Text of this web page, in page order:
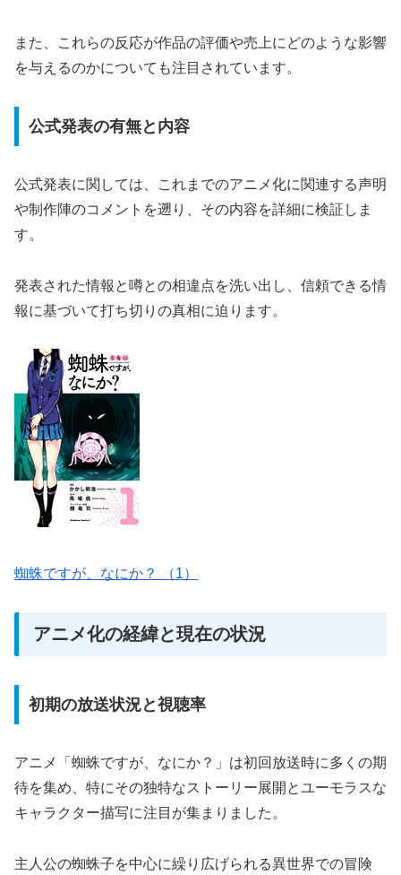
また、これらの反応が作品の評価や売上にどのような影響
を与えるのかについても注目されています。
公式発表の有無と内容
公式発表に関しては、これまでのアニメ化に関連する声明
や制作陣のコメントを遡り、その内容を詳細に検証しま
す。
発表された情報と噂との相違点を洗い出し、信頼できる情
報に基づいて打ち切りの真相に迫ります。
蜘蛛ですが、なにか？ （1）
アニメ化の経緯と現在の状況
初期の放送状況と視聴率
アニメ「蜘蛛ですが、なにか？」は初回放送時に多くの期
待を集め、特にその独特なストーリー展開とユーモラスな
キャラクター描写に注目が集まりました。
主人公の蜘蛛子を中心に繰り広げられる異世界での冒険